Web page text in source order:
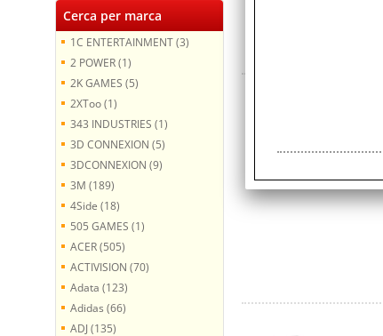
Cerca per marca
1C ENTERTAINMENT (3)
2 POWER (1)
2K GAMES (5)
2XToo (1)
343 INDUSTRIES (1)
3D CONNEXION (5)
3DCONNEXION (9)
3M (189)
4Side (18)
505 GAMES (1)
ACER (505)
ACTIVISION (70)
Adata (123)
Adidas (66)
ADJ (135)